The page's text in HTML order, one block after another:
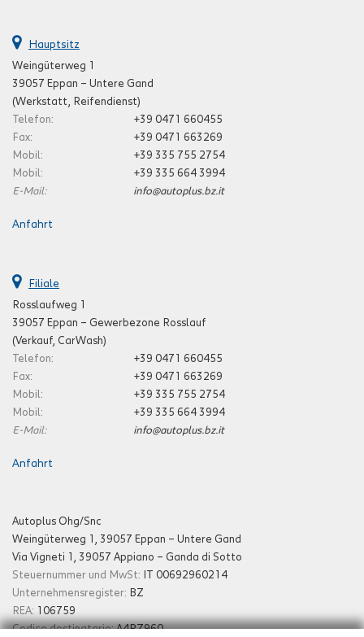
Hauptsitz
Weingüterweg 1
39057 Eppan – Untere Gand
(Werkstatt, Reifendienst)
Telefon:
+39 0471 660455
Fax:
+39 0471 663269
Mobil:
+39 335 755 2754
Mobil:
+39 335 664 3994
E-Mail:
info@autoplus.bz.it
Anfahrt
Filiale
Rosslaufweg 1
39057 Eppan – Gewerbezone Rosslauf
(Verkauf, CarWash)
Telefon:
+39 0471 660455
Fax:
+39 0471 663269
Mobil:
+39 335 755 2754
Mobil:
+39 335 664 3994
E-Mail:
info@autoplus.bz.it
Anfahrt
Autoplus Ohg/Snc
Weingüterweg 1, 39057 Eppan – Untere Gand
Via Vigneti 1, 39057 Appiano – Ganda di Sotto
Steuernummer und MwSt: IT 00692960214
Unternehmensregister: BZ
REA: 106759
Codice destinatario:A4RZ960